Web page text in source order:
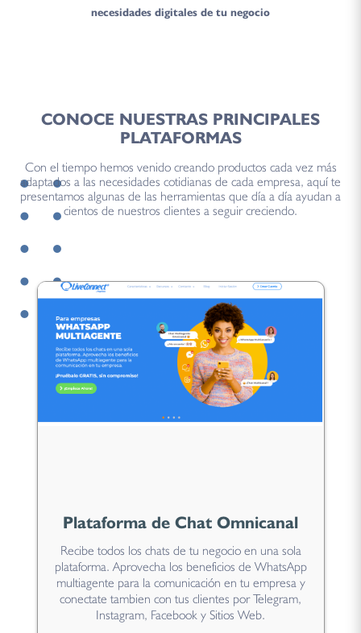
necesidades digitales de tu negocio
CONOCE NUESTRAS PRINCIPALES
PLATAFORMAS
Con el tiempo hemos venido creando productos cada vez más
adaptados a las necesidades cotidianas de cada empresa, aquí te
presentamos algunas de las herramientas que día a día ayudan a
cientos de nuestros clientes a seguir creciendo.
Plataforma de Chat Omnicanal
Recibe todos los chats de tu negocio en una sola
plataforma. Aprovecha los beneficios de WhatsApp
multiagente para la comunicación en tu empresa y
conectate tambien con tus clientes por Telegram,
Instagram, Facebook y Sitios Web.